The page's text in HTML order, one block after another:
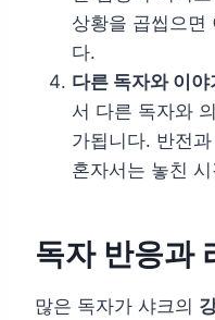
상황을 곱씹으면
다.
다른 독자와 이야
서 다른 독자와
가됩니다. 반전
혼자서는 놓친
독자 반응과
많은 독자가 샤크의